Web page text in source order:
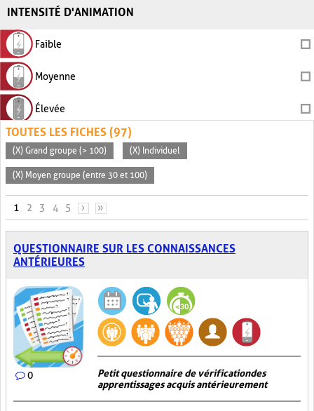
INTENSITÉ D'ANIMATION
Faible
Moyenne
Élevée
TOUTES LES FICHES (97)
(X) Grand groupe (> 100) (X) Individuel
(X) Moyen groupe (entre 30 et 100)
PAGES
1 2 3 4 5 › »
QUESTIONNAIRE SUR LES CONNAISSANCES
ANTÉRIEURES
0
Petit questionnaire de vérification des
apprentissages acquis antérieurement